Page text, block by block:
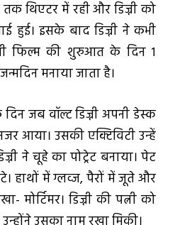
थिएटर में रही और डिज्नी को
हुई। इसके बाद डिज्नी ने कभी
फिल्म की शुरुआत के दिन 1
मनाया जाता है।
जब वॉल्ट डिज्नी अपनी डेस्क
आया। उसकी एक्टिविटी उन्हें
ने चूहे का पोट्रेट बनाया। पेट
हाथों में ग्लव्ज, पैरों में जूते और
मोर्टिमर। डिज्नी की पत्नी को